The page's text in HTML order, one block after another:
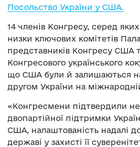
Посольство України у США.
14 членів Конгресу, серед
низки ключових комітетів
представників Конгресу США
Конгресового українського
що США були й залишаються
другом України на
«Конгресмени підтвердили
двопартійної підтримки
США, налаштованість надалі
державі у захисті її